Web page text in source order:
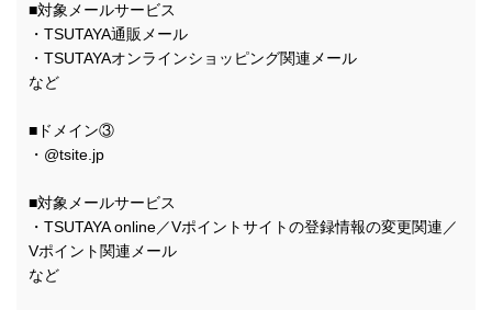
■対象メールサービス
・TSUTAYA通販メール
・TSUTAYAオンラインショッピング関連メール
など
■ドメイン③
・@tsite.jp
■対象メールサービス
・TSUTAYA online／Vポイントサイトの登録情報の変更関連／
Vポイント関連メール
など